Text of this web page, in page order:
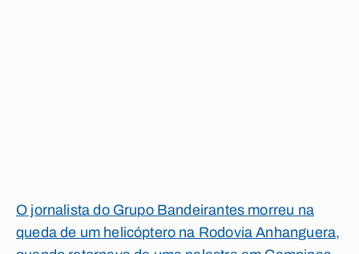
O jornalista do Grupo Bandeirantes morreu na
queda de um helicóptero na Rodovia Anhanguera,